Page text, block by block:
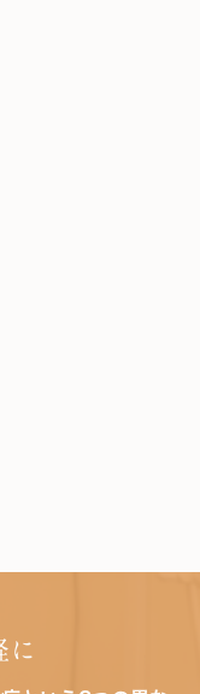
に